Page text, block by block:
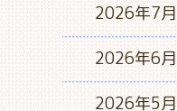
2026年7月
2026年6月
2026年5月